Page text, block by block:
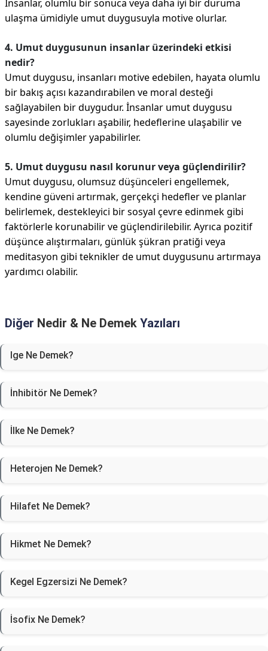
İnsanlar, olumlu bir sonuca veya daha iyi bir duruma
ulaşma ümidiyle umut duygusuyla motive olurlar.
4. Umut duygusunun insanlar üzerindeki etkisi
nedir?
Umut duygusu, insanları motive edebilen, hayata olumlu
bir bakış açısı kazandırabilen ve moral desteği
sağlayabilen bir duygudur. İnsanlar umut duygusu
sayesinde zorlukları aşabilir, hedeflerine ulaşabilir ve
olumlu değişimler yapabilirler.
5. Umut duygusu nasıl korunur veya güçlendirilir?
Umut duygusu, olumsuz düşünceleri engellemek,
kendine güveni artırmak, gerçekçi hedefler ve planlar
belirlemek, destekleyici bir sosyal çevre edinmek gibi
faktörlerle korunabilir ve güçlendirilebilir. Ayrıca pozitif
düşünce alıştırmaları, günlük şükran pratiği veya
meditasyon gibi teknikler de umut duygusunu artırmaya
yardımcı olabilir.
Diğer Nedir & Ne Demek Yazıları
Ige Ne Demek?
İnhibitör Ne Demek?
İlke Ne Demek?
Heterojen Ne Demek?
Hilafet Ne Demek?
Hikmet Ne Demek?
Kegel Egzersizi Ne Demek?
İsofix Ne Demek?